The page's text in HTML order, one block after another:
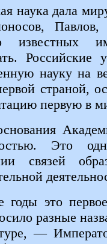
наука дала
известных
Российские
науку на
страной,
первую в
Это
связей
годы это
разные
—